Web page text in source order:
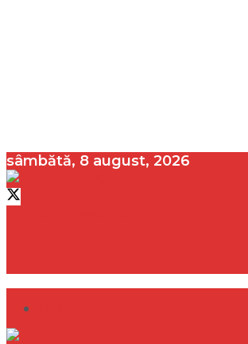
sâmbătă, 8 august, 2026